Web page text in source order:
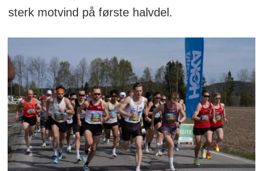
sterk motvind på første halvdel.